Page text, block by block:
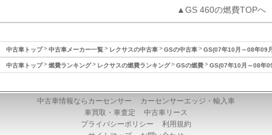
▲GS 460の燃費TOPへ
中古車トップ 中古車メーカー一覧 レクサスの中古車 GSの中古車 GS(07年10月～08年09
中古車トップ 燃費ランキング レクサスの燃費ランキング GSの燃費 GS(07年10月～08年
中古車情報ならカーセンサー
カーセンサーエッジ・輸入車
車買取・車査定
中古車リース
プライバシーポリシー
利用規約